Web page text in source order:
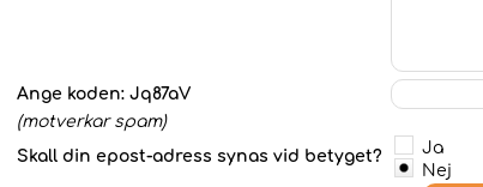
Ange koden: Jq87aV
(motverkar spam)
Skall din epost-adress synas vid betyget?
Ja
Nej